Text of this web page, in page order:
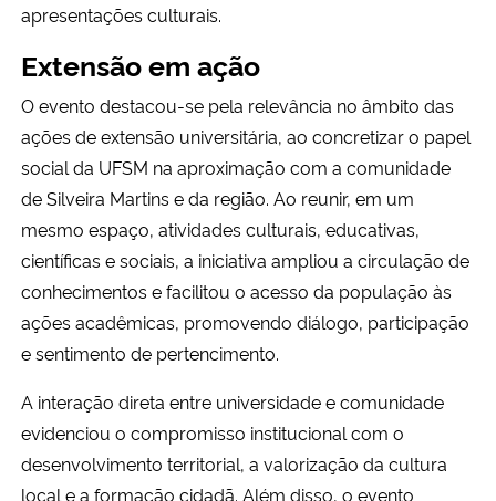
apresentações culturais.
Extensão em ação
O evento destacou-se pela relevância no âmbito das
ações de extensão universitária, ao concretizar o papel
social da UFSM na aproximação com a comunidade
de Silveira Martins e da região. Ao reunir, em um
mesmo espaço, atividades culturais, educativas,
científicas e sociais, a iniciativa ampliou a circulação de
conhecimentos e facilitou o acesso da população às
ações acadêmicas, promovendo diálogo, participação
e sentimento de pertencimento.
A interação direta entre universidade e comunidade
evidenciou o compromisso institucional com o
desenvolvimento territorial, a valorização da cultura
local e a formação cidadã. Além disso, o evento